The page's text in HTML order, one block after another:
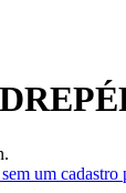
um cadastro